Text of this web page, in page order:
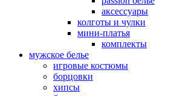
аксессуары
колготы и чулки
мини-платья
комплекты
мужское белье
игровые костюмы
борцовки
хипсы